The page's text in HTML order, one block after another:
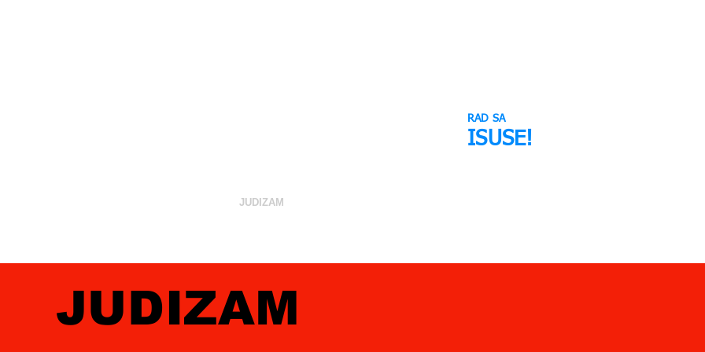
RAD SA
ISUSE!
JUDIZAM
JUDIZAM